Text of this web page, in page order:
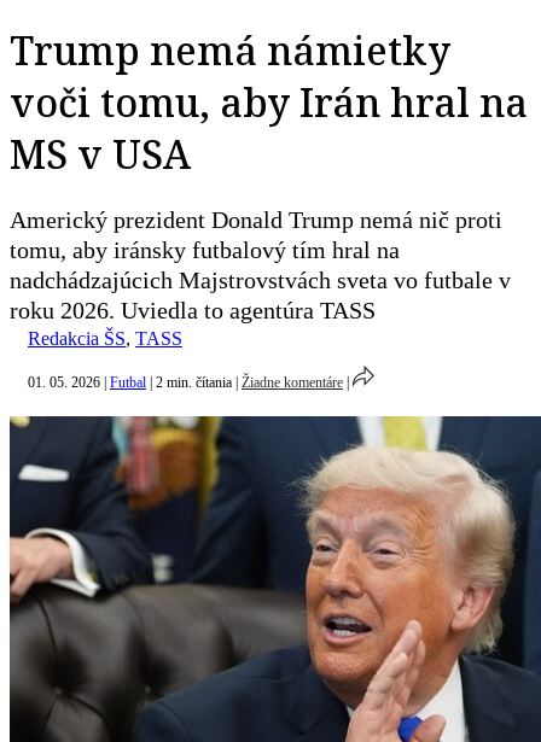
Trump nemá námietky
voči tomu, aby Irán hral na
MS v USA
Americký prezident Donald Trump nemá nič proti
tomu, aby iránsky futbalový tím hral na
nadchádzajúcich Majstrovstvách sveta vo futbale v
roku 2026. Uviedla to agentúra TASS
Redakcia ŠS, TASS
01. 05. 2026 Futbal 2 min. čítania Žiadne komentáre